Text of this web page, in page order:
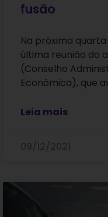
fusão
Na próxima
última reunião do
(Conselho
Econômica), que
Leia mais